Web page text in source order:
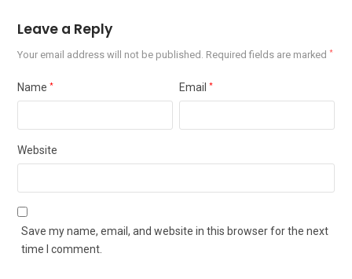
Leave a Reply
Your email address will not be published. Required fields are marked*
Name* Email*
Website
Save my name, email, and website in this browser for the next
time I comment.